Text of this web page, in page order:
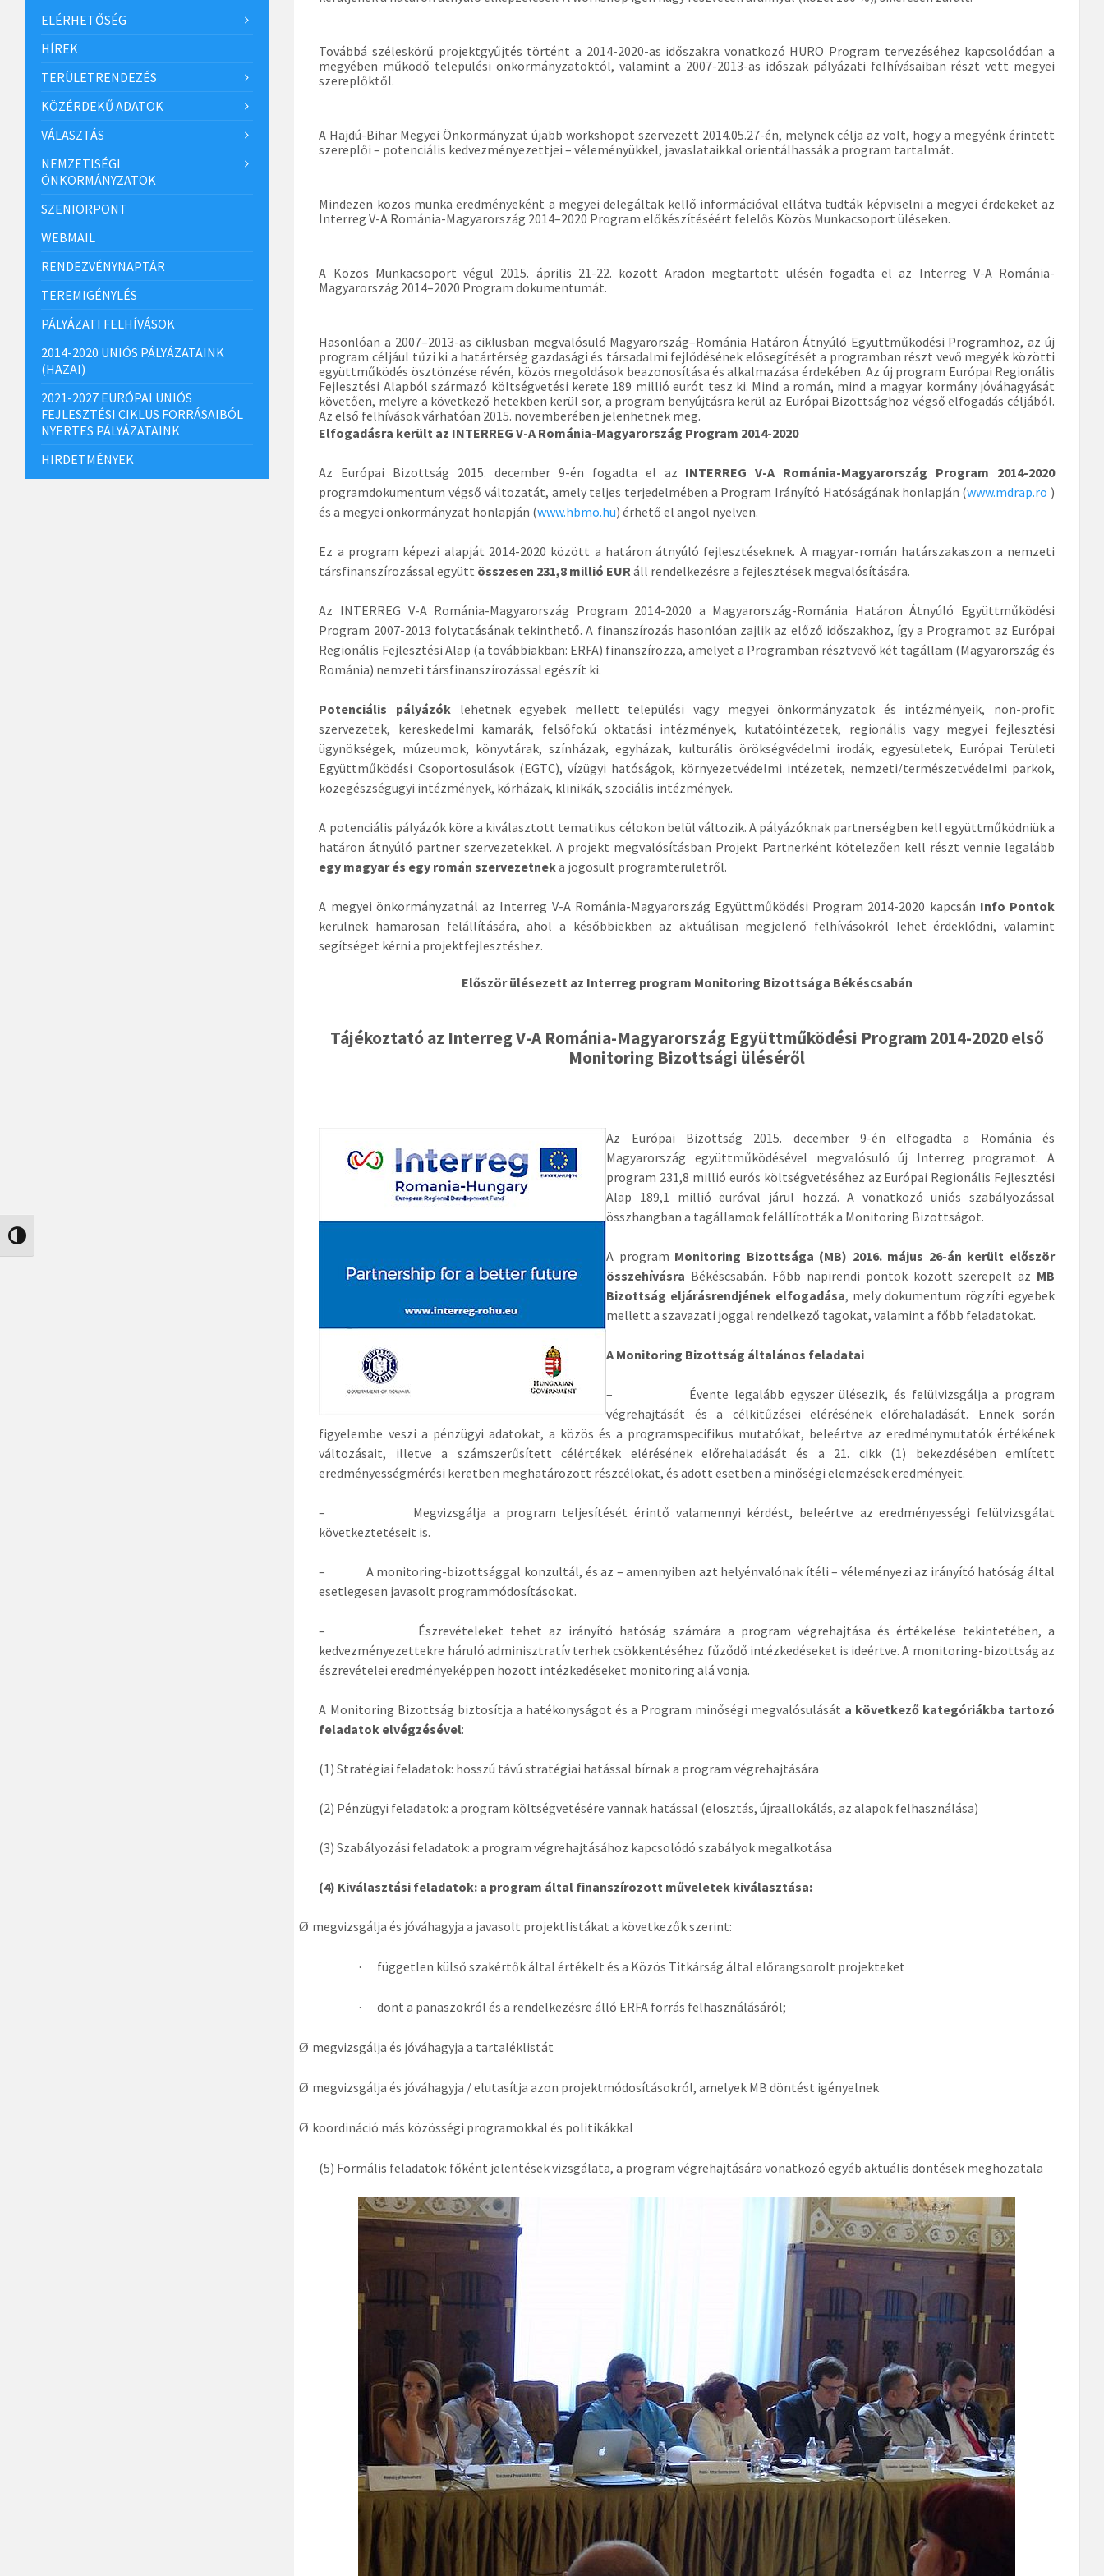
Nagy kontraszt váltása
Továbbá széleskörű projektgyűjtés történt a 2014-2020-as időszakra vonatkozó HURO Program tervezéséhez kapcsolódóan a
megyében működő települési önkormányzatoktól, valamint a 2007-2013-as időszak pályázati felhívásaiban részt vett megyei
szereplőktől.
A Hajdú-Bihar Megyei Önkormányzat újabb workshopot szervezett 2014.05.27-én, melynek célja az volt, hogy a megyénk érintett
szereplői – potenciális kedvezményezettjei – véleményükkel, javaslataikkal orientálhassák a program tartalmát.
Mindezen közös munka eredményeként a megyei delegáltak kellő információval ellátva tudták képviselni a megyei érdekeket az
Interreg V-A Románia-Magyarország 2014–2020 Program előkészítéséért felelős Közös Munkacsoport üléseken.
A Közös Munkacsoport végül 2015. április 21-22. között Aradon megtartott ülésén fogadta el az Interreg V-A Románia-
Magyarország 2014–2020 Program dokumentumát.
Hasonlóan a 2007–2013-as ciklusban megvalósuló Magyarország–Románia Határon Átnyúló Együttműködési Programhoz, az új
program céljául tűzi ki a határtérség gazdasági és társadalmi fejlődésének elősegítését a programban részt vevő megyék közötti
együttműködés ösztönzése révén, közös megoldások beazonosítása és alkalmazása érdekében. Az új program Európai Regionális
Fejlesztési Alapból származó költségvetési kerete 189 millió eurót tesz ki. Mind a román, mind a magyar kormány jóváhagyását
követően, melyre a következő hetekben kerül sor, a program benyújtásra kerül az Európai Bizottsághoz végső elfogadás céljából.
Az első felhívások várhatóan 2015. novemberében jelenhetnek meg.
Elfogadásra került az INTERREG V-A Románia-Magyarország Program 2014-2020
Az Európai Bizottság 2015. december 9-én fogadta el az INTERREG V-A Románia-Magyarország Program 2014-2020
programdokumentum végső változatát, amely teljes terjedelmében a Program Irányító Hatóságának honlapján (www.mdrap.ro )
és a megyei önkormányzat honlapján (www.hbmo.hu) érhető el angol nyelven.
Ez a program képezi alapját 2014-2020 között a határon átnyúló fejlesztéseknek. A magyar-román határszakaszon a nemzeti
társfinanszírozással együtt összesen 231,8 millió EURáll rendelkezésre a fejlesztések megvalósítására.
Az INTERREG V-A Románia-Magyarország Program 2014-2020 a Magyarország-Románia Határon Átnyúló Együttműködési
Program 2007-2013 folytatásának tekinthető. A finanszírozás hasonlóan zajlik az előző időszakhoz, így a Programot az Európai
Regionális Fejlesztési Alap (a továbbiakban: ERFA) finanszírozza, amelyet a Programban résztvevő két tagállam (Magyarország és
Románia) nemzeti társfinanszírozással egészít ki.
Potenciális pályázók lehetnek egyebek mellett települési vagy megyei önkormányzatok és intézményeik, non-profit
szervezetek, kereskedelmi kamarák, felsőfokú oktatási intézmények, kutatóintézetek, regionális vagy megyei fejlesztési
ügynökségek, múzeumok, könyvtárak, színházak, egyházak, kulturális örökségvédelmi irodák, egyesületek, Európai Területi
Együttműködési Csoportosulások (EGTC), vízügyi hatóságok, környezetvédelmi intézetek, nemzeti/természetvédelmi parkok,
közegészségügyi intézmények, kórházak, klinikák, szociális intézmények.
A potenciális pályázók köre a kiválasztott tematikus célokon belül változik. A pályázóknak partnerségben kell együttműködniük a
határon átnyúló partner szervezetekkel. A projekt megvalósításban Projekt Partnerként kötelezően kell részt vennie legalább
egy magyar és egy román szervezetneka jogosult programterületről.
A megyei önkormányzatnál az Interreg V-A Románia-Magyarország Együttműködési Program 2014-2020 kapcsán Info Pontok
kerülnek hamarosan felállítására, ahol a későbbiekben az aktuálisan megjelenő felhívásokról lehet érdeklődni, valamint
segítséget kérni a projektfejlesztéshez.
Először ülésezett az Interreg program Monitoring Bizottsága Békéscsabán
Tájékoztató az Interreg V-A Románia-Magyarország Együttműködési Program 2014-2020 első
Monitoring Bizottsági üléséről
Az Európai Bizottság 2015. december 9-én elfogadta a Románia és
Magyarország együttműködésével megvalósuló új Interreg programot. A
program 231,8 millió eurós költségvetéséhez az Európai Regionális Fejlesztési
Alap 189,1 millió euróval járul hozzá. A vonatkozó uniós szabályozással
összhangban a tagállamok felállították a Monitoring Bizottságot.
A program Monitoring Bizottsága (MB) 2016. május 26-án került először
összehívásra Békéscsabán. Főbb napirendi pontok között szerepelt az MB
Bizottság eljárásrendjének elfogadása, mely dokumentum rögzíti egyebek
mellett a szavazati joggal rendelkező tagokat, valamint a főbb feladatokat.
A Monitoring Bizottság általános feladatai
– Évente legalább egyszer ülésezik, és felülvizsgálja a program
végrehajtását és a célkitűzései elérésének előrehaladását. Ennek során
figyelembe veszi a pénzügyi adatokat, a közös és a programspecifikus mutatókat, beleértve az eredménymutatók értékének
változásait, illetve a számszerűsített célértékek elérésének előrehaladását és a 21. cikk (1) bekezdésében említett
eredményességmérési keretben meghatározott részcélokat, és adott esetben a minőségi elemzések eredményeit.
– Megvizsgálja a program teljesítését érintő valamennyi kérdést, beleértve az eredményességi felülvizsgálat
következtetéseit is.
– A monitoring-bizottsággal konzultál, és az – amennyiben azt helyénvalónak ítéli – véleményezi az irányító hatóság által
esetlegesen javasolt programmódosításokat.
– Észrevételeket tehet az irányító hatóság számára a program végrehajtása és értékelése tekintetében, a
kedvezményezettekre háruló adminisztratív terhek csökkentéséhez fűződő intézkedéseket is ideértve. A monitoring-bizottság az
észrevételei eredményeképpen hozott intézkedéseket monitoring alá vonja.
A Monitoring Bizottság biztosítja a hatékonyságot és a Program minőségi megvalósulását a következő kategóriákba tartozó
feladatok elvégzésével:
(1) Stratégiai feladatok: hosszú távú stratégiai hatással bírnak a program végrehajtására
(2) Pénzügyi feladatok: a program költségvetésére vannak hatással (elosztás, újraallokálás, az alapok felhasználása)
(3) Szabályozási feladatok: a program végrehajtásához kapcsolódó szabályok megalkotása
(4) Kiválasztási feladatok: a program által finanszírozott műveletek kiválasztása:
Ø megvizsgálja és jóváhagyja a javasolt projektlistákat a következők szerint:
· független külső szakértők által értékelt és a Közös Titkárság által előrangsorolt projekteket
· dönt a panaszokról és a rendelkezésre álló ERFA forrás felhasználásáról;
Ø megvizsgálja és jóváhagyja a tartaléklistát
Ø megvizsgálja és jóváhagyja / elutasítja azon projektmódosításokról, amelyek MB döntést igényelnek
Ø koordináció más közösségi programokkal és politikákkal
(5) Formális feladatok: főként jelentések vizsgálata, a program végrehajtására vonatkozó egyéb aktuális döntések meghozatala
ELÉRHETŐSÉG
HÍREK
TERÜLETRENDEZÉS
KÖZÉRDEKŰ ADATOK
VÁLASZTÁS
NEMZETISÉGI
ÖNKORMÁNYZATOK
SZENIORPONT
WEBMAIL
RENDEZVÉNYNAPTÁR
TEREMIGÉNYLÉS
PÁLYÁZATI FELHÍVÁSOK
2014-2020 UNIÓS PÁLYÁZATAINK
(HAZAI)
2021-2027 EURÓPAI UNIÓS
FEJLESZTÉSI CIKLUS FORRÁSAIBÓL
NYERTES PÁLYÁZATAINK
HIRDETMÉNYEK